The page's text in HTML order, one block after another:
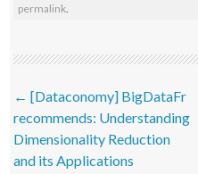
permalink
Post navigation
← [Dataconomy] BigDataFr
recommends: Understanding
Dimensionality Reduction
and its Applications